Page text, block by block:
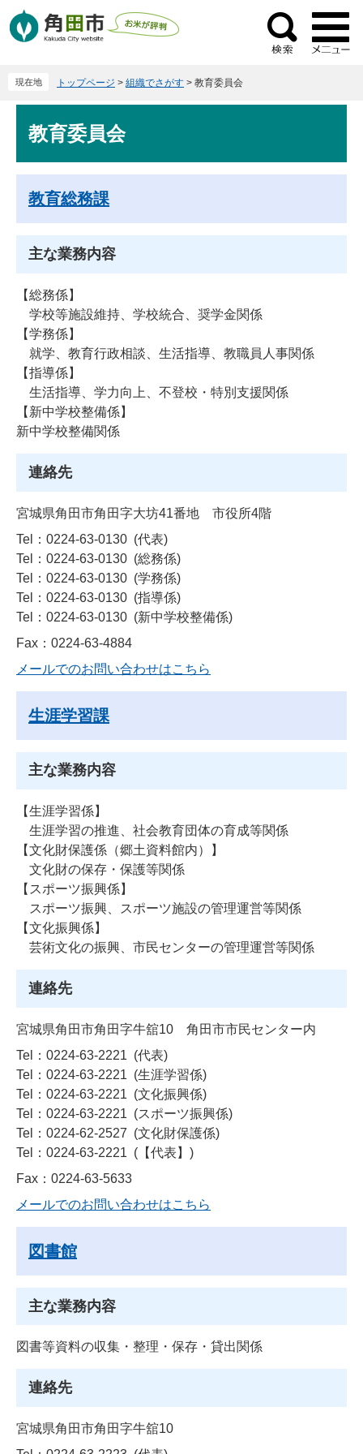
ー
ニ
検
索
現在地 トップページ > 組織でさがす > 教育委員会
文教育委員会
教育総務課
主な業務内容
【総務係】
学校等施設維持、学校統合、奨学金関係
【学務係】
就学、教育行政相談、生活指導、教職員人事関係
【指導係】
生活指導、学力向上、不登校・特別支援関係
【新中学校整備係】
新中学校整備関係
連絡先
宮城県角田市角田字大坊41番地 市役所4階
Tel：0224-63-0130
代表
Tel：0224-63-0130
総務係
Tel：0224-63-0130
学務係
Tel：0224-63-0130
指導係
Tel：0224-63-0130
新中学校整備係
Fax：0224-63-4884
メールでのお問い合わせはこちら
生涯学習課
主な業務内容
【生涯学習係】
生涯学習の推進、社会教育団体の育成等関係
【文化財保護係（郷土資料館内）】
文化財の保存・保護等関係
【スポーツ振興係】
スポーツ振興、スポーツ施設の管理運営等関係
【文化振興係】
芸術文化の振興、市民センターの管理運営等関係
連絡先
宮城県角田市角田字牛舘10 角田市市民センター内
Tel：0224-63-2221
代表
Tel：0224-63-2221
生涯学習係
Tel：0224-63-2221
文化振興係
Tel：0224-63-2221
スポーツ振興係
Tel：0224-62-2527
文化財保護係
Tel：0224-63-2221
【代表】
Fax：0224-63-5633
メールでのお問い合わせはこちら
図書館
主な業務内容
図書等資料の収集・整理・保存・貸出関係
連絡先
宮城県角田市角田字牛舘10